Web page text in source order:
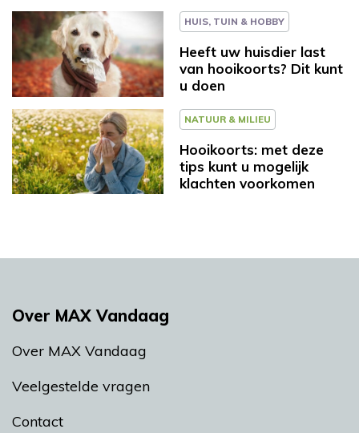
HUIS, TUIN & HOBBY
Heeft uw huisdier last
van hooikoorts? Dit kunt
u doen
NATUUR & MILIEU
Hooikoorts: met deze
tips kunt u mogelijk
klachten voorkomen
Over MAX Vandaag
Over MAX Vandaag
Veelgestelde vragen
Contact